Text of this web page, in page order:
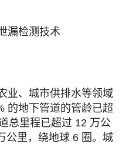
漏检测技术
业、城市供排水等领域
的地下管道的管龄已超
总里程已超过 12 万公
公里，绕地球 6 圈。城